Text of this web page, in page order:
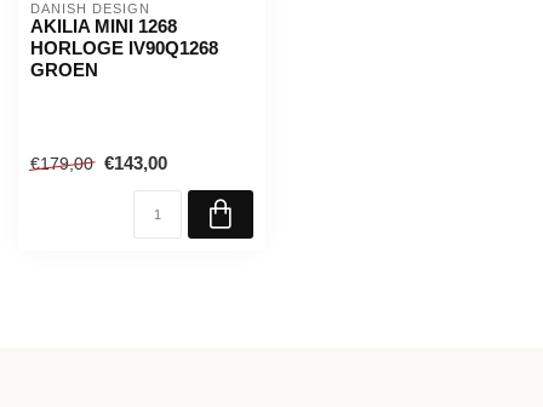
DANISH DESIGN
AKILIA MINI 1268
HORLOGE IV90Q1268
GROEN
€179,00 €143,00